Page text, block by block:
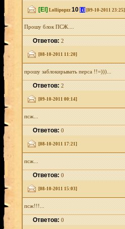
[El] Lollipopzz 10 [i] [09-10-2011 23:25]
Прошу блок ПСЖ....
Ответов:2
[08-10-2011 11:20]
прошу заблокирывать перса !!=)))...
Ответов:2
[09-10-2011 00:14]
псж...
Ответов:0
[08-10-2011 17:21]
псж...
Ответов:0
[08-10-2011 15:03]
псж!!!...
Ответов:0